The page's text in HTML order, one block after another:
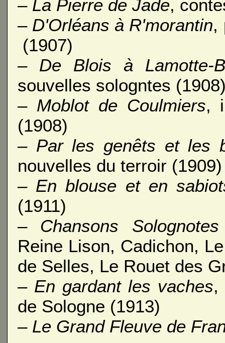
– La Pierre de Jade,
– D'Orléans à R'morantin,
(1907)
– De Blois à Lamotte-
souvelles sologntes
– Moblot de Coulmiers,
(1908)
– Par les genêts et les
nouvelles du terroir (1909)
– En blouse et en
(1911)
– Chansons Solognotes
Reine Lison, Cadichon,
de Selles, Le Rouet des
– En gardant les vaches,
de Sologne (1913)
– Le Grand Fleuve de